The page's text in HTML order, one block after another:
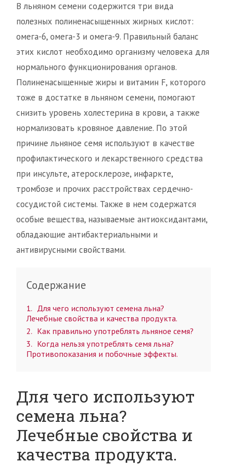
В льняном семени содержится три вида
полезных полиненасыщенных жирных кислот:
омега-6, омега-3 и омега-9. Правильный баланс
этих кислот необходимо организму человека для
нормального функционирования органов.
Полиненасыщенные жиры и витамин F, которого
тоже в достатке в льняном семени, помогают
снизить уровень холестерина в крови, а также
нормализовать кровяное давление. По этой
причине льняное семя используют в качестве
профилактического и лекарственного средства
при инсульте, атеросклерозе, инфаркте,
тромбозе и прочих расстройствах сердечно-
сосудистой системы. Также в нем содержатся
особые вещества, называемые антиоксидантами,
обладающие антибактериальными и
антивирусными свойствами.
Содержание
1
Для чего используют семена льна?
Лечебные свойства и качества продукта.
2
Как правильно употреблять льняное семя?
3
Когда нельзя употреблять семя льна?
Противопоказания и побочные эффекты.
Для чего используют
семена льна?
Лечебные свойства и
качества продукта.